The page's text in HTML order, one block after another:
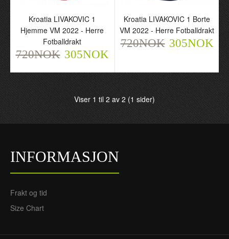
Hjemme VM 2022 - Herre
Fotballdrakt
720NOK 305NOK
Borte VM 2022 - Herre
Fotballdrakt
720NOK 305NOK
Kroatia LIVAKOVIC 1
Hjemme VM 2022 - Herre
Fotballdrakt
720NOK 305NOK
Kroatia LIVAKOVIC 1 Borte
VM 2022 - Herre Fotballdrakt
720NOK 305NOK
Viser 1 til 2 av 2 (1 sider)
INFORMASJON
Frakt og tid
Size Chart